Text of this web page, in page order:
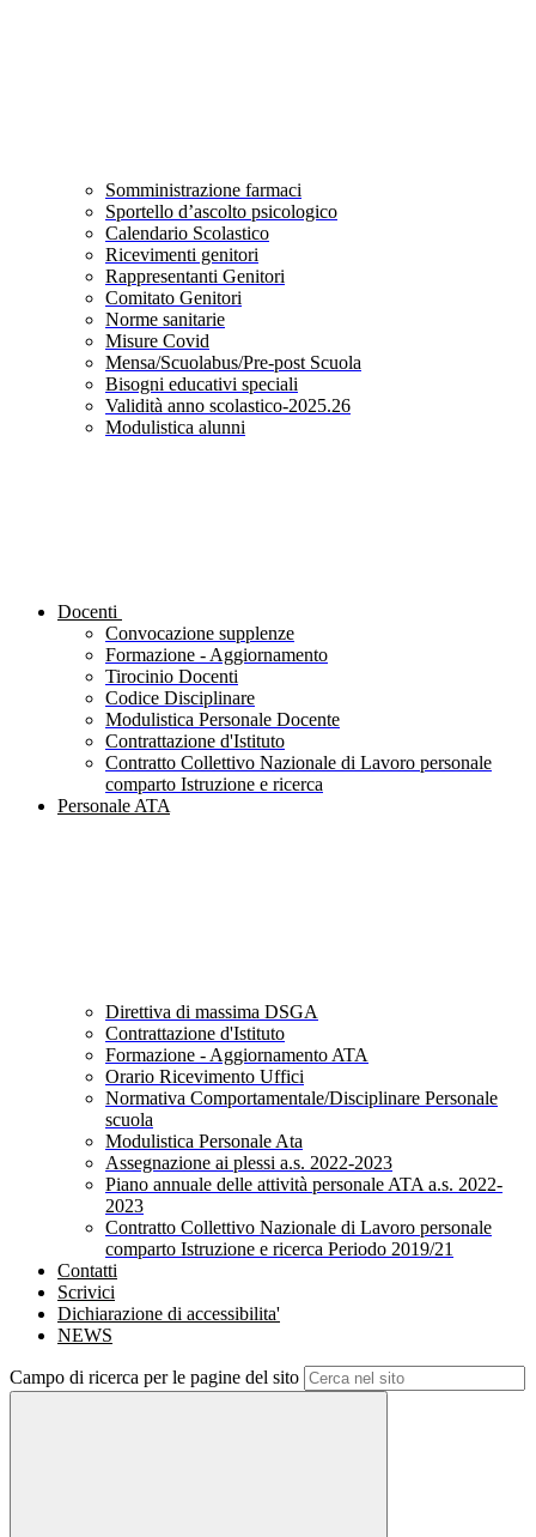
Somministrazione farmaci
Sportello d’ascolto psicologico
Calendario Scolastico
Ricevimenti genitori
Rappresentanti Genitori
Comitato Genitori
Norme sanitarie
Misure Covid
Mensa/Scuolabus/Pre-post Scuola
Bisogni educativi speciali
Validità anno scolastico-2025.26
Modulistica alunni
Docenti
Convocazione supplenze
Formazione - Aggiornamento
Tirocinio Docenti
Codice Disciplinare
Modulistica Personale Docente
Contrattazione d'Istituto
Contratto Collettivo Nazionale di Lavoro personale
comparto Istruzione e ricerca
Personale ATA
Direttiva di massima DSGA
Contrattazione d'Istituto
Formazione - Aggiornamento ATA
Orario Ricevimento Uffici
Normativa Comportamentale/Disciplinare Personale
scuola
Modulistica Personale Ata
Assegnazione ai plessi a.s. 2022-2023
Piano annuale delle attività personale ATA a.s. 2022-
2023
Contratto Collettivo Nazionale di Lavoro personale
comparto Istruzione e ricerca Periodo 2019/21
Contatti
Scrivici
Dichiarazione di accessibilita'
NEWS
Campo di ricerca per le pagine del sito